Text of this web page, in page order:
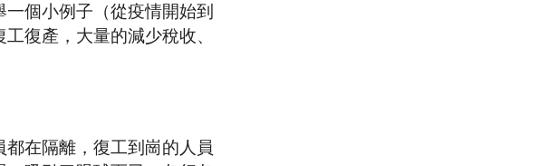
個小例子（從疫情開始到
復產，大量的減少稅收、
在隔離，復工到崗的人員